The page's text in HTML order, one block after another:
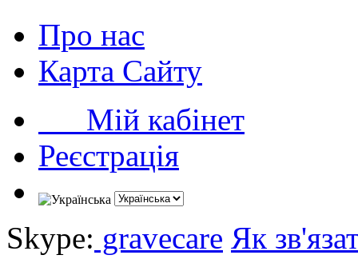
Про нас
Карта Сайту
Мій кабінет
Реєстрація
Skype: gravecare Як